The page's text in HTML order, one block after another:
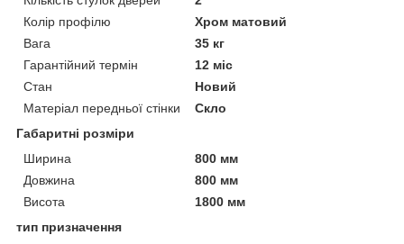
Колір профілю
Хром матовий
Вага
35 кг
Гарантійний термін
12 міс
Стан
Новий
Матеріал передньої стінки
Скло
Габаритні розміри
Ширина
800 мм
Довжина
800 мм
Висота
1800 мм
тип призначення